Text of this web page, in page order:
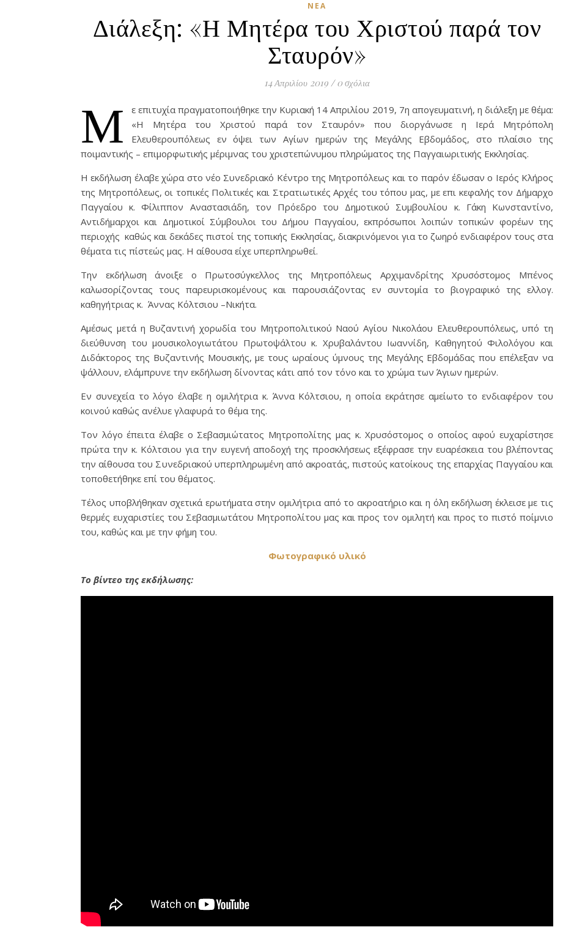
ΝΈΑ
Διάλεξη: «Η Μητέρα του Χριστού παρά τον
Σταυρόν»
14 Απριλίου 2019 / 0 σχόλια
Μ
ε επιτυχία πραγματοποιήθηκε την Κυριακή 14 Απριλίου 2019, 7η απογευματινή, η διάλεξη με θέμα:
«Η Μητέρα του Χριστού παρά τον Σταυρόν» που διοργάνωσε η Ιερά Μητρόπολη
Ελευθερουπόλεως εν όψει των Αγίων ημερών της Μεγάλης Εβδομάδος, στο πλαίσιο της
ποιμαντικής – επιμορφωτικής μέριμνας του χριστεπώνυμου πληρώματος της Παγγαιωριτικής Εκκλησίας.
Η εκδήλωση έλαβε χώρα στο νέο Συνεδριακό Κέντρο της Μητροπόλεως και το παρόν έδωσαν ο Ιερός Κλήρος
της Μητροπόλεως, οι τοπικές Πολιτικές και Στρατιωτικές Αρχές του τόπου μας, με επι κεφαλής τον Δήμαρχο
Παγγαίου κ. Φίλιππον Αναστασιάδη, τον Πρόεδρο του Δημοτικού Συμβουλίου κ. Γάκη Κωνσταντίνο,
Αντιδήμαρχοι και Δημοτικοί Σύμβουλοι του Δήμου Παγγαίου, εκπρόσωποι λοιπών τοπικών φορέων της
περιοχής καθώς και δεκάδες πιστοί της τοπικής Εκκλησίας, διακρινόμενοι για το ζωηρό ενδιαφέρον τους στα
θέματα τις πίστεώς μας. Η αίθουσα είχε υπερπληρωθεί.
Την εκδήλωση άνοιξε ο Πρωτοσύγκελλος της Μητροπόλεως Αρχιμανδρίτης Χρυσόστομος Μπένος
καλωσορίζοντας τους παρευρισκομένους και παρουσιάζοντας εν συντομία το βιογραφικό της ελλογ.
καθηγήτριας κ. Άννας Κόλτσιου –Νικήτα.
Αμέσως μετά η Βυζαντινή χορωδία του Μητροπολιτικού Ναού Αγίου Νικολάου Ελευθερουπόλεως, υπό τη
διεύθυνση του μουσικολογιωτάτου Πρωτοψάλτου κ. Χρυβαλάντου Ιωαννίδη, Καθηγητού Φιλολόγου και
Διδάκτορος της Βυζαντινής Μουσικής, με τους ωραίους ύμνους της Μεγάλης Εβδομάδας που επέλεξαν να
ψάλλουν, ελάμπρυνε την εκδήλωση δίνοντας κάτι από τον τόνο και το χρώμα των Άγιων ημερών.
Εν συνεχεία το λόγο έλαβε η ομιλήτρια κ. Άννα Κόλτσιου, η οποία εκράτησε αμείωτο το ενδιαφέρον του
κοινού καθώς ανέλυε γλαφυρά το θέμα της.
Τον λόγο έπειτα έλαβε ο Σεβασμιώτατος Μητροπολίτης μας κ. Χρυσόστομος ο οποίος αφού ευχαρίστησε
πρώτα την κ. Κόλτσιου για την ευγενή αποδοχή της προσκλήσεως εξέφρασε την ευαρέσκεια του βλέποντας
την αίθουσα του Συνεδριακού υπερπληρωμένη από ακροατάς, πιστούς κατοίκους της επαρχίας Παγγαίου και
τοποθετήθηκε επί του θέματος.
Τέλος υποβλήθηκαν σχετικά ερωτήματα στην ομιλήτρια από το ακροατήριο και η όλη εκδήλωση έκλεισε με τις
θερμές ευχαριστίες του Σεβασμιωτάτου Μητροπολίτου μας και προς τον ομιλητή και προς το πιστό ποίμνιο
του, καθώς και με την φήμη του.
Φωτογραφικό υλικό
Το βίντεο της εκδήλωσης: